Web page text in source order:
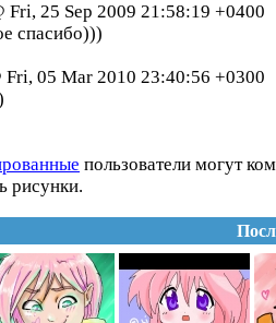
Fri, 25 Sep 2009 21:58:19 +0400
спасибо)))
Fri, 05 Mar 2010 23:40:56 +0300
пользователи могут
рисунки.